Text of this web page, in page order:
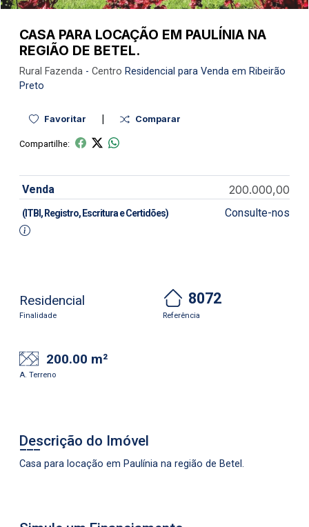
CASA PARA LOCAÇÃO EM PAULÍNIA NA
REGIÃO DE BETEL.
Rural Fazenda - Centro Residencial para Venda em Ribeirão
Preto
Favoritar | Comparar
Compartilhe:
Venda 200.000,00
(ITBI, Registro, Escritura e Certidões) Consulte-nos
Residencial
Finalidade
8072
Referência
200.00 m²
A. Terreno
Descrição do Imóvel
Casa para locação em Paulínia na região de Betel.